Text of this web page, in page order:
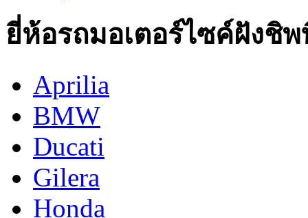
ยี่ห้อรถมอเตอร์ไซค์ฝังชิ
Aprilia
BMW
Ducati
Gilera
Honda